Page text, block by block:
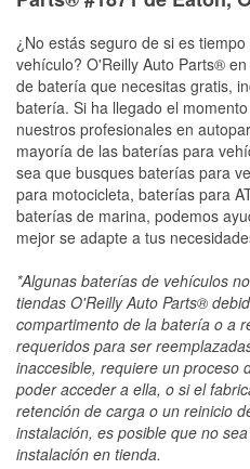
¿No estás seguro de si es
vehículo? O'Reilly Auto Parts®
de batería que necesitas gratis,
batería. Si ha llegado el
nuestros profesionales en
mayoría de las baterías para
sea que busques baterías para
para motocicleta, baterías para
baterías de marina, podemos
mejor se adapte a tus
*Algunas baterías de vehículos
tiendas O'Reilly Auto Parts®
compartimento de la batería o a
requeridos para ser
inaccesible, requiere un proceso
poder acceder a ella, o si el
retención de carga o un reinicio
instalación, es posible que no
instalación en tienda.